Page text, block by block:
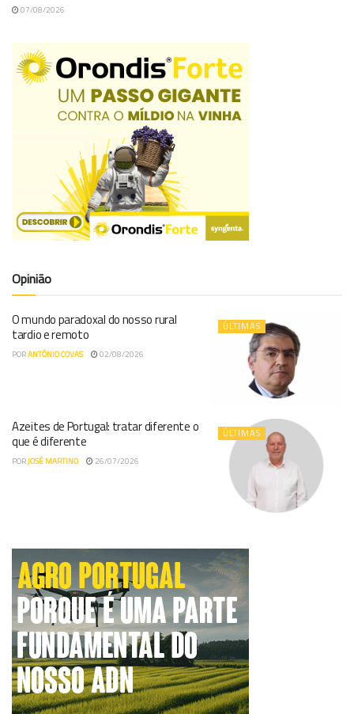
07/08/2026
Opinião
ÚLTIMAS
O mundo paradoxal do nosso rural
tardio e remoto
PORANTÓNIO COVAS 02/08/2026
ÚLTIMAS
Azeites de Portugal: tratar diferente o
que é diferente
PORJOSÉ MARTINO 26/07/2026